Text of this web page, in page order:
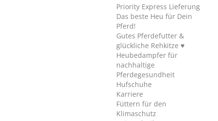
Priority Express Lieferung
Das beste Heu für Dein
Pferd!
Gutes Pferdefutter &
glückliche Rehkitze ♥
Heubedampfer für
nachhaltige
Pferdegesundheit
Hufschuhe
Karriere
Füttern für den
Klimaschutz